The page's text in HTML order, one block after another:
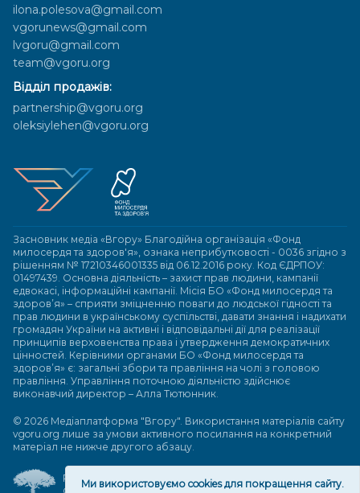
ilona.polesova@gmail.com
vgorunews@gmail.com
lvgoru@gmail.com
team@vgoru.org
Відділ продажів:
partnership@vgoru.org
oleksiylehen@vgoru.org
Засновник медіа «Вгору» Благодійна організація «Фонд
милосердя та здоров'я», ознака неприбутковості - 0036 згідно з
рішенням № 17210346001335 від 06.12.2016 року. Код ЄДРПОУ:
01497439. Основна діяльність – захист прав людини, кампанії
едвокасі, інформаційні кампанії. Місія БО «Фонд милосердя та
здоров’я» – сприяти зміцненню поваги до людської гідності та
прав людини в українському суспільстві, давати знання і надихати
громадян України на активні і відповідальні дії для реалізації
принципів верховенства права і утвердження демократичних
цінностей. Керівними органами БО «Фонд милосердя та
здоров’я» є: загальні збори та правління на чолі з головою
правління. Управління поточною діяльністю здійснює
виконавчий директор – Алла Тютюнник.
© 2026 Медіаплатформа "Вгору". Використання матеріалів сайту
vgoru.org лише за умови активного посилання на конкретний
матеріал не нижче другого абзацу.
Розробка та підтримка веб-сайту
Ми використовуємо cookies для покращення сайту.